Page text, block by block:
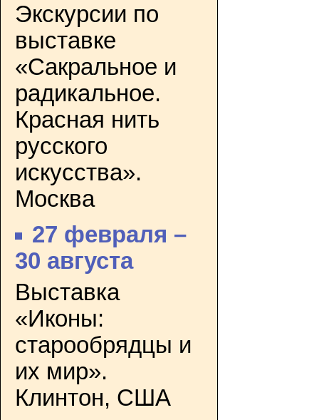
Экскурсии по
выставке
«Сакральное и
радикальное.
Красная нить
русского
искусства».
Москва
27 февраля –
30 августа
Выставка
«Иконы:
старообрядцы и
их мир».
Клинтон, США